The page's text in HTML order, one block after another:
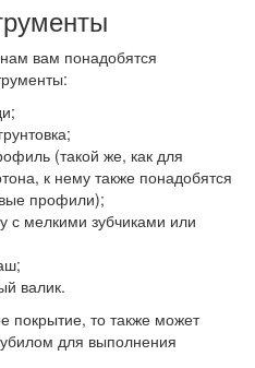
вам понадобятся
(такой же, как для
к нему также понадобятся
профили);
с мелкими зубчиками или
валик.
покрытие, то также может
для выполнения